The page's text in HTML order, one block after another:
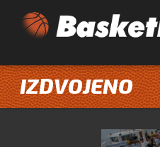
IZDVOJENO